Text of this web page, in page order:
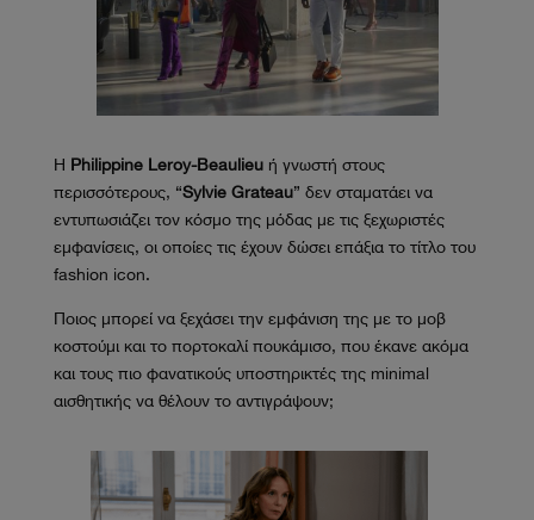
Η Philippine Leroy-Beaulieuή γνωστή στους
περισσότερους, “Sylvie Grateau” δεν σταματάει να
εντυπωσιάζει τον κόσμο της μόδας με τις ξεχωριστές
εμφανίσεις, οι οποίες τις έχουν δώσει επάξια το τίτλο του
fashion icon.
Ποιος μπορεί να ξεχάσει την εμφάνιση της με το μοβ
κοστούμι και το πορτοκαλί πουκάμισο, που έκανε ακόμα
και τους πιο φανατικούς υποστηρικτές της minimal
αισθητικής να θέλουν το αντιγράψουν;